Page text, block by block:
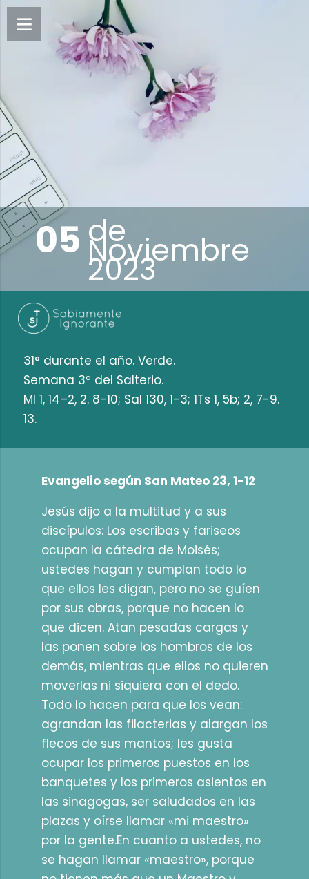
05 de
Noviembre
2023
31° durante el año. Verde.
Semana 3ª del Salterio.
Ml 1, 14–2, 2. 8-10; Sal 130, 1-3; 1Ts 1, 5b; 2, 7-9.
13.
Evangelio según San Mateo 23, 1-12
Jesús dijo a la multitud y a sus
discípulos: Los escribas y fariseos
ocupan la cátedra de Moisés;
ustedes hagan y cumplan todo lo
que ellos les digan, pero no se guíen
por sus obras, porque no hacen lo
que dicen. Atan pesadas cargas y
las ponen sobre los hombros de los
demás, mientras que ellos no quieren
moverlas ni siquiera con el dedo.
Todo lo hacen para que los vean:
agrandan las filacterias y alargan los
flecos de sus mantos; les gusta
ocupar los primeros puestos en los
banquetes y los primeros asientos en
las sinagogas, ser saludados en las
plazas y oírse llamar «mi maestro»
por la gente.En cuanto a ustedes, no
se hagan llamar «maestro», porque